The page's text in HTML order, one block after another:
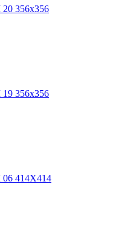
356х356
356х356
06 414Х414